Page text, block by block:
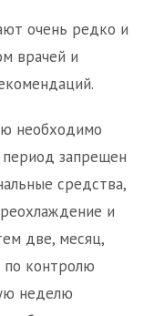
очень редко и
врачей и
необходимо
запрещен
средства,
и
две, месяц,
по контролю
неделю